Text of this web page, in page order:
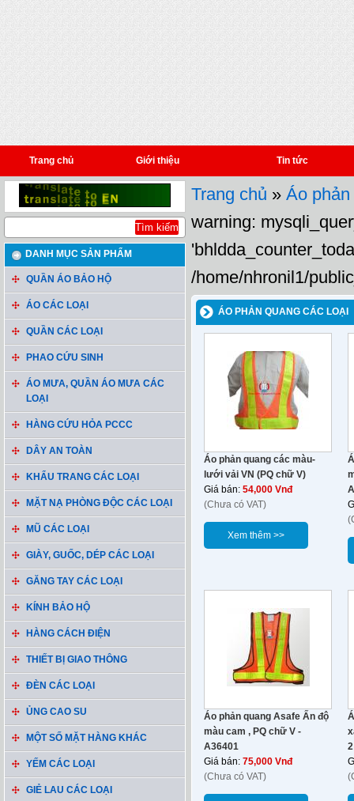
Trang chủ Giới thiệu Tin tức
DANH MỤC SẢN PHẨM
QUẦN ÁO BẢO HỘ
ÁO CÁC LOẠI
QUẦN CÁC LOẠI
PHAO CỨU SINH
ÁO MƯA, QUẦN ÁO MƯA CÁC
LOẠI
HÀNG CỨU HỎA PCCC
DÂY AN TOÀN
KHẨU TRANG CÁC LOẠI
MẶT NẠ PHÒNG ĐỘC CÁC LOẠI
MŨ CÁC LOẠI
GIÀY, GUỐC, DÉP CÁC LOẠI
GĂNG TAY CÁC LOẠI
KÍNH BẢO HỘ
HÀNG CÁCH ĐIỆN
THIẾT BỊ GIAO THÔNG
ĐÈN CÁC LOẠI
ỦNG CAO SU
MỘT SỐ MẶT HÀNG KHÁC
YẾM CÁC LOẠI
GIẺ LAU CÁC LOẠI
Trang chủ » Áo
warning:
/home/nhronil1/
ÁO PHẢN QUANG CÁC LOẠI
Áo phản quang các màu-
lưới vải VN (PQ chữ V)
Giá bán: 54,000 Vnđ
(Chưa có VAT)
Xem thêm >>
Áo phản quang Asafe Ấn độ
màu cam , PQ chữ V -
A36401
Giá bán: 75,000 Vnđ
(Chưa có VAT)